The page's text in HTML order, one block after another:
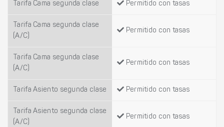
Tarifa Cama segunda clase Permitido con tasas
Tarifa Cama segunda clase
(A/C)
Permitido con tasas
Tarifa Cama segunda clase
(A/C)
Permitido con tasas
Tarifa Asiento segunda clase Permitido con tasas
Tarifa Asiento segunda clase
(A/C)
Permitido con tasas